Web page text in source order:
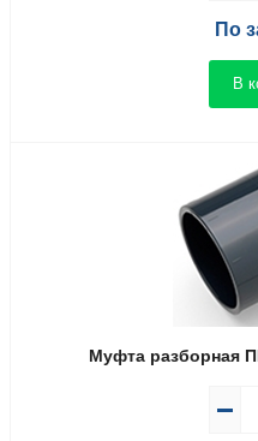
По
В
Муфта разборная